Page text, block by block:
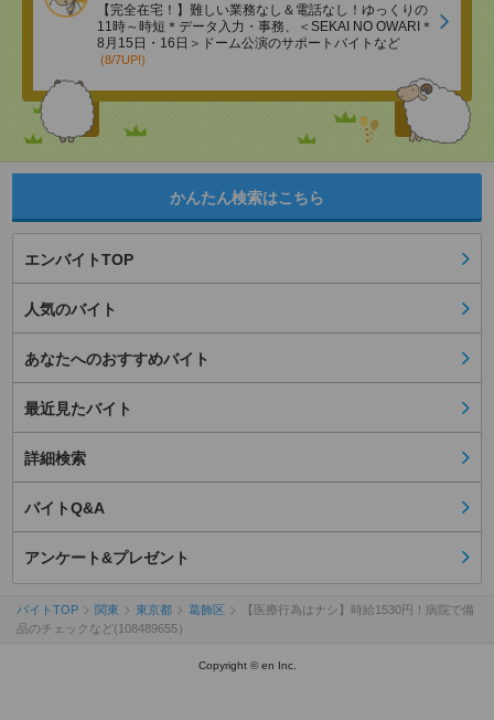
【完全在宅！】難しい業務なし＆電話なし！ゆっくりの
11時～時短＊データ入力・事務、＜SEKAI NO OWARI＊
8月15日・16日＞ドーム公演のサポートバイトなど
(8/7UP!)
かんたん検索はこちら
エンバイトTOP
人気のバイト
あなたへのおすすめバイト
最近見たバイト
詳細検索
バイトQ&A
アンケート&プレゼント
バイトTOP 関東 東京都 葛飾区
【医療行為はナシ】時給1530円！病院で備
品のチェックなど(108489655）
Copyright © en Inc.